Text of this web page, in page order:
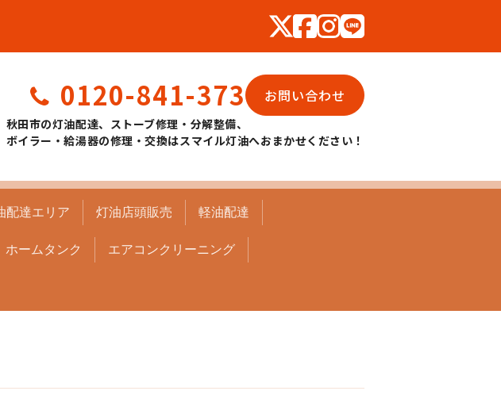
0120-841-373 お問い合わせ
秋田市の灯油配達、ストーブ修理・分解整備、
ボイラー・給湯器の修理・交換はスマイル灯油へおまかせください！
配達エリア 灯油店頭販売 軽油配達
ホームタンク エアコンクリーニング